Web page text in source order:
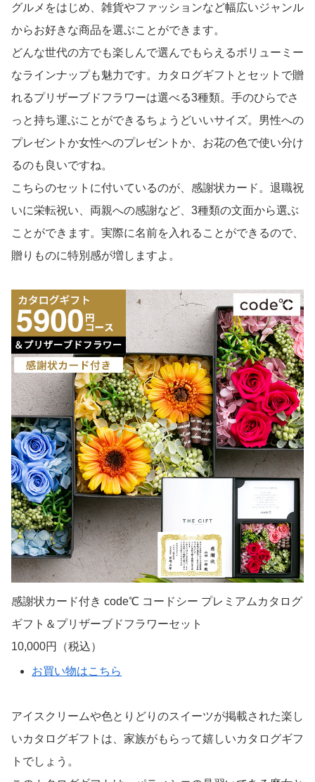
グルメをはじめ、雑貨やファッションなど幅広いジャンル
からお好きな商品を選ぶことができます。
どんな世代の方でも楽しんで選んでもらえるボリューミー
なラインナップも魅力です。カタログギフトとセットで贈
れるプリザーブドフラワーは選べる3種類。手のひらでさ
っと持ち運ぶことができるちょうどいいサイズ。男性への
プレゼントか女性へのプレゼントか、お花の色で使い分け
るのも良いですね。
こちらのセットに付いているのが、感謝状カード。退職祝
いに栄転祝い、両親への感謝など、3種類の文面から選ぶ
ことができます。実際に名前を入れることができるので、
贈りものに特別感が増しますよ。
感謝状カード付き code℃ コードシー プレミアムカタログ
ギフト＆プリザーブドフラワーセット
10,000円（税込）
お買い物はこちら
アイスクリームや色とりどりのスイーツが掲載された楽し
いカタログギフトは、家族がもらって嬉しいカタログギフ
トでしょう。